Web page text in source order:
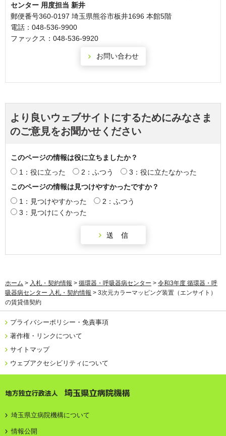
センター 用度担当 新井
郵便番号360-0197 埼玉県熊谷市板井1696 本館5階
電話：048-536-9900
ファックス：048-536-9920
より良いウェブサイトにするためにみなさま
のご意見をお聞かせください
このページの情報は役に立ちましたか？
1：役に立った
2：ふつう
3：役に立たなかった
このページの情報は見つけやすかったですか？
1：見つけやすかった
2：ふつう
3：見つけにくかった
ホーム > 入札・契約情報 > 循環器・呼吸器病センター > 令和3年度 循環器・呼
吸器病センター 入札・契約情報 > 3次元カラーマッピング装置（エンサイト）
の賃貸借契約
プライバシーポリシー・免責事項
著作権・リンクについて
サイトマップ
ウェブアクセシビリティについて
地方独立行政法人 埼玉県立病院機構
埼玉県立病院機構について
情報公開